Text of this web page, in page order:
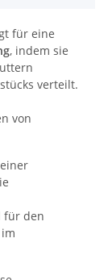
für eine
, indem sie
verteilt.
von
für den